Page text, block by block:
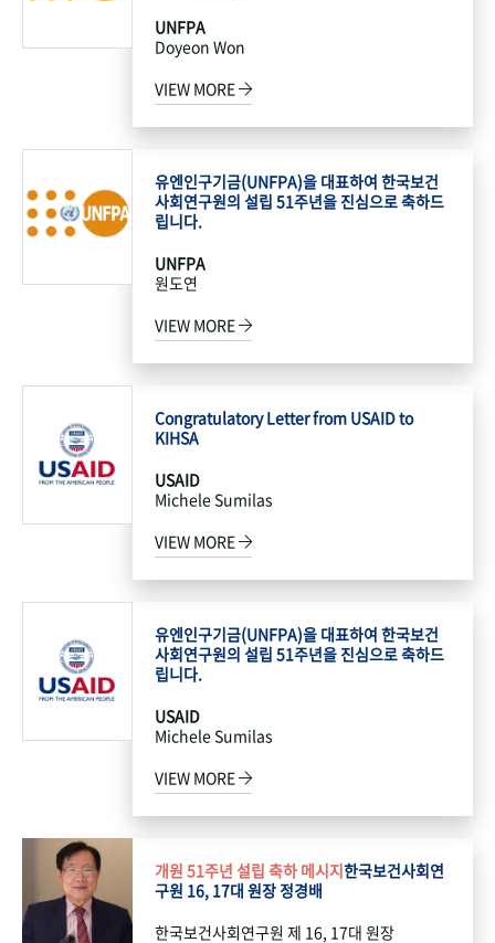
UNFPA
Doyeon Won
VIEW MORE
유엔인구기금(UNFPA)을 대표하여 한국보건
사회연구원의 설립 51주년을 진심으로 축하드
립니다.
UNFPA
원도연
VIEW MORE
Congratulatory Letter from USAID to
KIHSA
USAID
Michele Sumilas
VIEW MORE
유엔인구기금(UNFPA)을 대표하여 한국보건
사회연구원의 설립 51주년을 진심으로 축하드
립니다.
USAID
Michele Sumilas
VIEW MORE
개원 51주년 설립 축하 메시지한국보건사회연
구원 16, 17대 원장 정경배
한국보건사회연구원 제 16, 17대 원장